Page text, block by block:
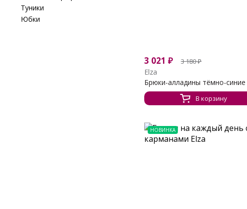
Туники
Юбки
3 021 ₽ 3 180₽
Elza
Брюки-алладины тёмно-синие
В корзину
НОВИНКА